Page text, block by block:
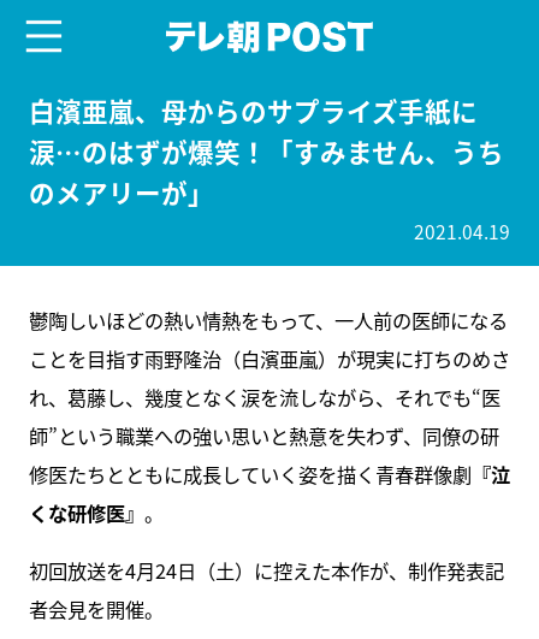
白濱亜嵐、母からのサプライズ手紙に
涙…のはずが爆笑！「すみません、うち
のメアリーが」
2021.04.19
鬱陶しいほどの熱い情熱をもって、一人前の医師になる
ことを目指す雨野隆治（白濱亜嵐）が現実に打ちのめさ
れ、葛藤し、幾度となく涙を流しながら、それでも“医
師”という職業への強い思いと熱意を失わず、同僚の研
修医たちとともに成長していく姿を描く青春群像劇 『泣
くな研修医』 。
初回放送を4月24日（土）に控えた本作が、制作発表記
者会見を開催。